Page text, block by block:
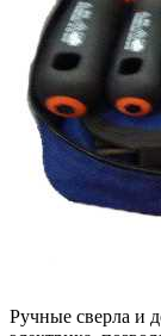
Ручные сверла и